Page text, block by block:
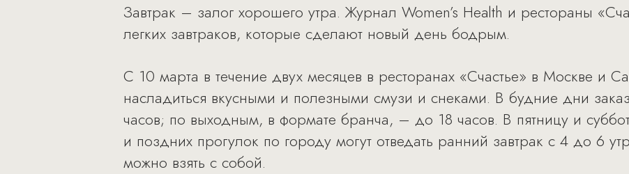
Завтрак – залог хорошего утра. Журнал Women’s Health и рестораны
легких завтраков, которые сделают новый день бодрым.
С 10 марта в течение двух месяцев в ресторанах «Счастье» в Москве и
насладиться вкусными и полезными смузи и снеками. В будние дни
часов; по выходным, в формате бранча, – до 18 часов. В пятницу и
и поздних прогулок по городу могут отведать ранний завтрак с 4 до 6
можно взять с собой.